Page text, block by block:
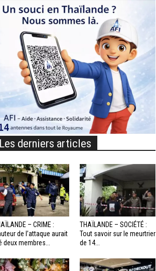
Les derniers articles
– CRIME :
de l’attaque aurait
deux membres...
THAÏLANDE – SOCIÉTÉ :
Tout savoir sur le meurtrier
de 14...